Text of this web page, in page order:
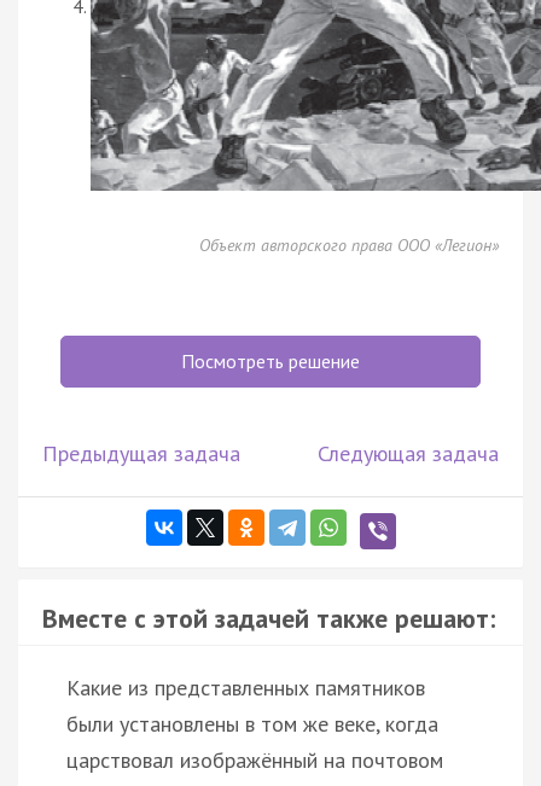
Объект авторского права ООО «Легион»
Посмотреть решение
Предыдущая задача Следующая задача
Вместе с этой задачей также решают:
Какие из представленных памятников
были установлены в том же веке, когда
царствовал изображённый на почтовом